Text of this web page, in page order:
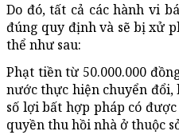
Do đó, tất cả các hành vi
đúng quy định và sẽ bị xử
thể như sau:
Phạt tiền từ 50.000.000
nước thực hiện chuyển đổi,
số lợi bất hợp pháp có
quyền thu hồi nhà ở thuộc